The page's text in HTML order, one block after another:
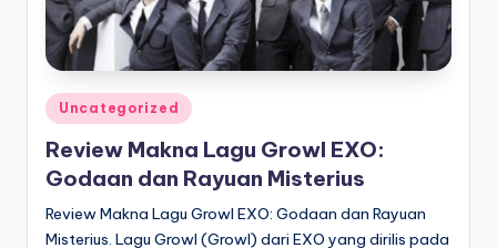
Posted
in
Uncategorized
Review Makna Lagu Growl EXO:
Godaan dan Rayuan Misterius
Review Makna Lagu Growl EXO: Godaan dan Rayuan
Misterius. Lagu Growl (Growl) dari EXO yang dirilis pada